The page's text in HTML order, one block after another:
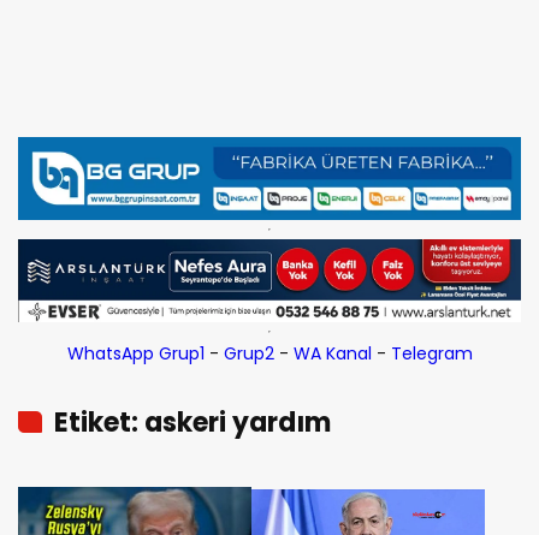
WhatsApp Grup1 - Grup2- WA Kanal - Telegram
Etiket: askeri yardım